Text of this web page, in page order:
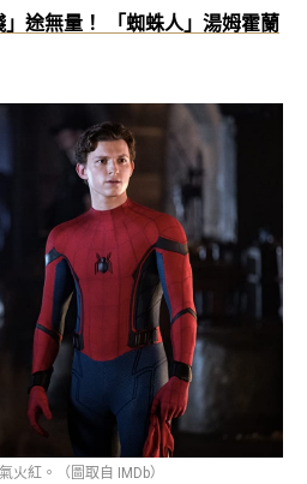
」途無量！ 「蜘蛛人」湯姆霍蘭
火紅。（圖取自 IMDb）